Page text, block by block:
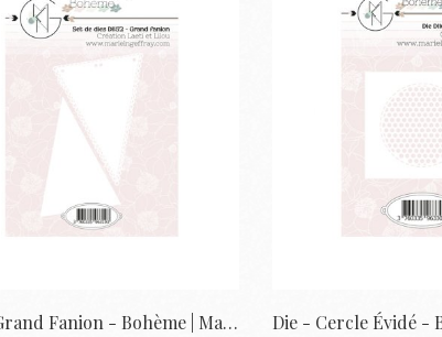
Dies - Grand Fanion - Bohème | Marie-LN...